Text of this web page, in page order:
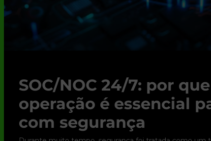
SOC/NOC 24/7: por
operação é essencial
com segurança